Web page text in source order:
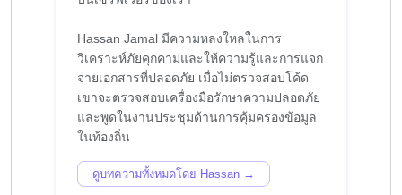
Hassan Jamal มีความหลงใหลในการ
วิเคราะห์ภัยคุกคามและให้ความรู้และการแจก
จ่ายเอกสารที่ปลอดภัย เมื่อไม่ตรวจสอบโค้ด
เขาจะตรวจสอบเครื่องมือรักษาความปลอดภัย
และพูดในงานประชุมด้านการคุ้มครองข้อมูล
ดูบทความทั้งหมดโดย Hassan →